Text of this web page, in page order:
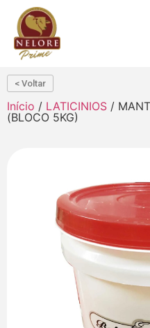
< Voltar
Início / LATICINIOS /
(BLOCO 5KG)